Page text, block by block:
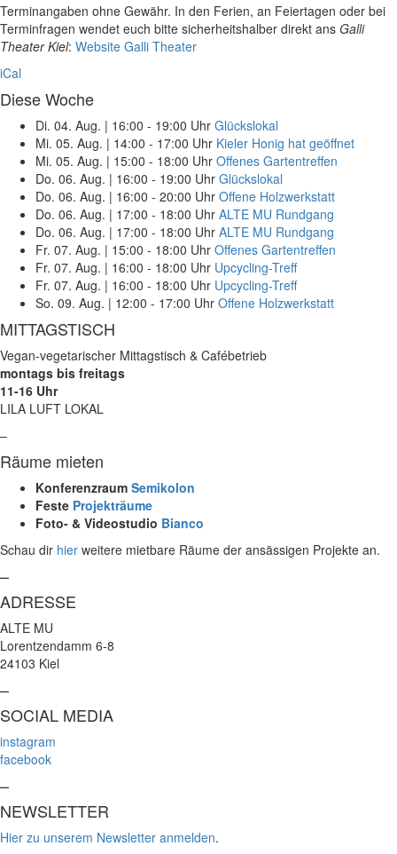
Terminangaben ohne Gewähr. In den Ferien, an Feiertagen oder bei
Terminfragen wendet euch bitte sicherheitshalber direkt ans Galli
Theater Kiel: Website Galli Theater
iCal
Diese Woche
Di. 04. Aug. | 16:00 - 19:00 Uhr Glückslokal
Mi. 05. Aug. | 14:00 - 17:00 Uhr Kieler Honig hat geöffnet
Mi. 05. Aug. | 15:00 - 18:00 Uhr Offenes Gartentreffen
Do. 06. Aug. | 16:00 - 19:00 Uhr Glückslokal
Do. 06. Aug. | 16:00 - 20:00 Uhr Offene Holzwerkstatt
Do. 06. Aug. | 17:00 - 18:00 Uhr ALTE MU Rundgang
Do. 06. Aug. | 17:00 - 18:00 Uhr ALTE MU Rundgang
Fr. 07. Aug. | 15:00 - 18:00 Uhr Offenes Gartentreffen
Fr. 07. Aug. | 16:00 - 18:00 Uhr Upcycling-Treff
Fr. 07. Aug. | 16:00 - 18:00 Uhr Upcycling-Treff
So. 09. Aug. | 12:00 - 17:00 Uhr Offene Holzwerkstatt
MITTAGSTISCH
Vegan-vegetarischer Mittagstisch & Cafébetrieb
montags bis freitags
11-16 Uhr
LILA LUFT LOKAL
–
Räume mieten
Konferenzraum Semikolon
Feste Projekträume
Foto- & Videostudio Bianco
Schau dir hier weitere mietbare Räume der ansässigen Projekte an.
–
ADRESSE
ALTE MU
Lorentzendamm 6-8
24103 Kiel
–
SOCIAL MEDIA
instagram
facebook
–
NEWSLETTER
Hier zu unserem Newsletter anmelden.